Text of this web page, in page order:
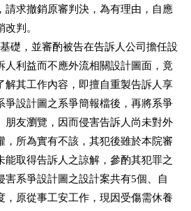
請求撤銷原審判決，為有理由，自應
改判。
礎，並審酌被告在告訴人公司擔任設
人利益而不應外流相關設計圖面，竟
解其工作內容，即擅自重製告訴人享
爭設計圖之系爭簡報檔後，再將系爭
朋友瀏覽，因而侵害告訴人尚未對外
，所為實有不該，其犯後雖於本院審
能取得告訴人之諒解，參酌其犯罪之
害系爭設計圖之設計案共有5個、自
，原從事工安工作，現因受傷需休養